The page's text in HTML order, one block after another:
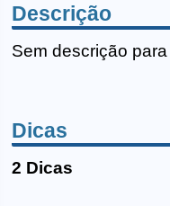
Descrição
Sem descrição
Dicas
2 Dicas